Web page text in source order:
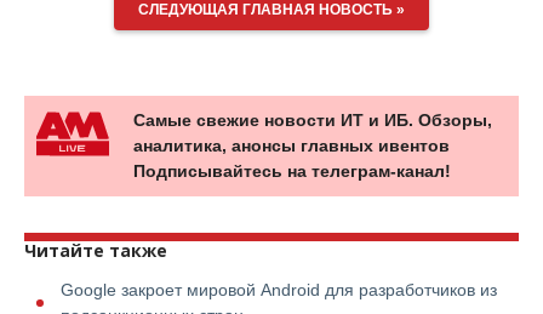
СЛЕДУЮЩАЯ ГЛАВНАЯ НОВОСТЬ »
Самые свежие новости ИТ и ИБ. Обзоры,
аналитика, анонсы главных ивентов
Подписывайтесь на телеграм-канал!
Читайте также
Google закроет мировой Android для разработчиков из